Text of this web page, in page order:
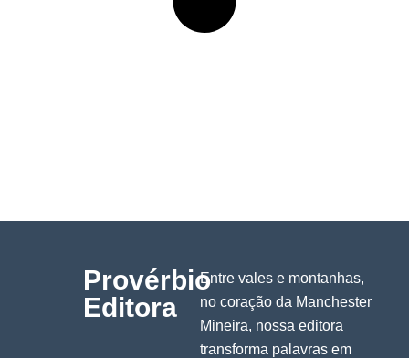
Provérbio
Editora
Entre vales e montanhas,
no coração da Manchester
Mineira, nossa editora
transforma palavras em